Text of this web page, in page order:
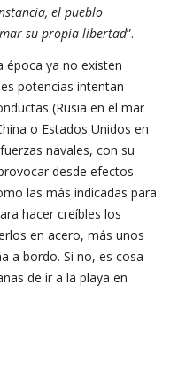
el pueblo
su propia libertad”.
época ya no existen
potencias intentan
(Rusia en el mar
o Estados Unidos en
navales, con su
desde efectos
las más indicadas para
hacer creíbles los
en acero, más unos
a bordo. Si no, es cosa
de ir a la playa en